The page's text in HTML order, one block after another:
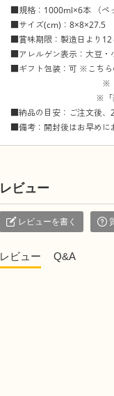
■規格：1000ml×6本 （ペ
■サイズ(cm)：8×8×27.5
■賞味期限：製造日より12
■アレルゲン表示：大豆・
■ギフト包装：可 ※こちら
※「のし」の
※「表書き/名入
■納品の目安：ご注文後、
■備考：開封後はお早めに
レビュー
レビューを書く
レビュー Q&A